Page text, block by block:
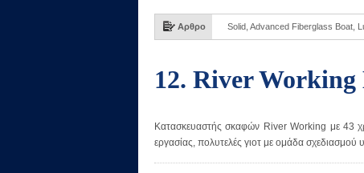
Αρθρο Solid, Advanced Fiberglass Boat,
12. River Working
Κατασκευαστής σκαφών River Working με 43
εργασίας, πολυτελές γιοτ με ομάδα σχεδιασμού